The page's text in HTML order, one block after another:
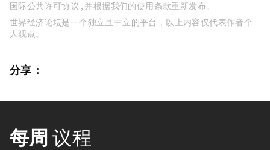
国际公共许可协议 , 并根据我们的使用条款重新发布。
世界经济论坛是一个独立且中立的平台，以上内容仅代表作者个
人观点。
分享：
每周 议程